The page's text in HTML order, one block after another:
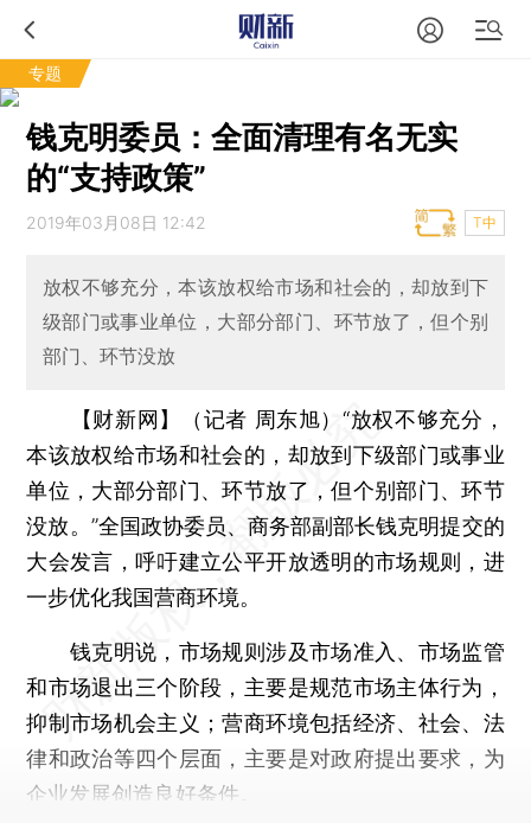
专题
钱克明委员：全面清理有名无实
的“支持政策”
2019年03月08日 12:42 T中
放权不够充分，本该放权给市场和社会的，却放到下
级部门或事业单位，大部分部门、环节放了，但个别
部门、环节没放
【财新网】（记者 周东旭）“放权不够充分，
本该放权给市场和社会的，却放到下级部门或事业
单位，大部分部门、环节放了，但个别部门、环节
没放。”全国政协委员、商务部副部长钱克明提交的
大会发言，呼吁建立公平开放透明的市场规则，进
一步优化我国营商环境。
钱克明说，市场规则涉及市场准入、市场监管
和市场退出三个阶段，主要是规范市场主体行为，
抑制市场机会主义；营商环境包括经济、社会、法
律和政治等四个层面，主要是对政府提出要求，为
企业发展创造良好条件。